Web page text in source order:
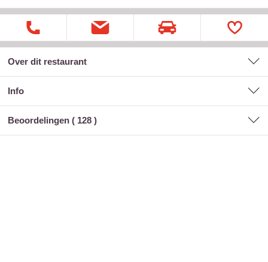
Over dit restaurant
Info
Beoordelingen ( 128 )